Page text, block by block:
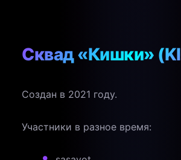
Сквад «Кишки»
Создан в 2021 году.
Участники в разное время: